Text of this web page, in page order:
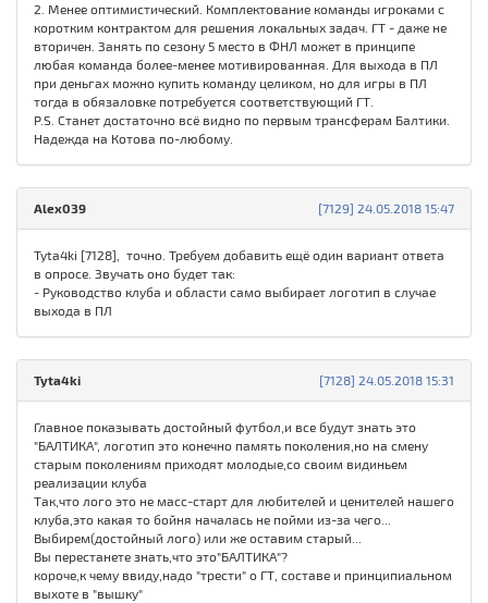
2. Менее оптимистический. Комплектование команды игроками с
коротким контрактом для решения локальных задач. ГТ - даже не
вторичен. Занять по сезону 5 место в ФНЛ может в принципе
любая команда более-менее мотивированная. Для выхода в ПЛ
при деньгах можно купить команду целиком, но для игры в ПЛ
тогда в обязаловке потребуется соответствующий ГТ.
P.S. Станет достаточно всё видно по первым трансферам Балтики.
Надежда на Котова по-любому.
[7129] 24.05.2018 15:47
Alex039
Tyta4ki [7128], точно. Требуем добавить ещё один вариант ответа
в опросе. Звучать оно будет так:
- Руководство клуба и области само выбирает логотип в случае
выхода в ПЛ
[7128] 24.05.2018 15:31
Tyta4ki
Главное показывать достойный футбол,и все будут знать это
"БАЛТИКА", логотип это конечно память поколения,но на смену
старым поколениям приходят молодые,со своим видиньем
реализации клуба
Так,что лого это не масс-старт для любителей и ценителей нашего
клуба,это какая то бойня началась не пойми из-за чего...
Выбирем(достойный лого) или же оставим старый...
Вы перестанете знать,что это"БАЛТИКА"?
короче,к чему ввиду,надо "трести" о ГТ, составе и принципиальном
выхоте в "вышку"